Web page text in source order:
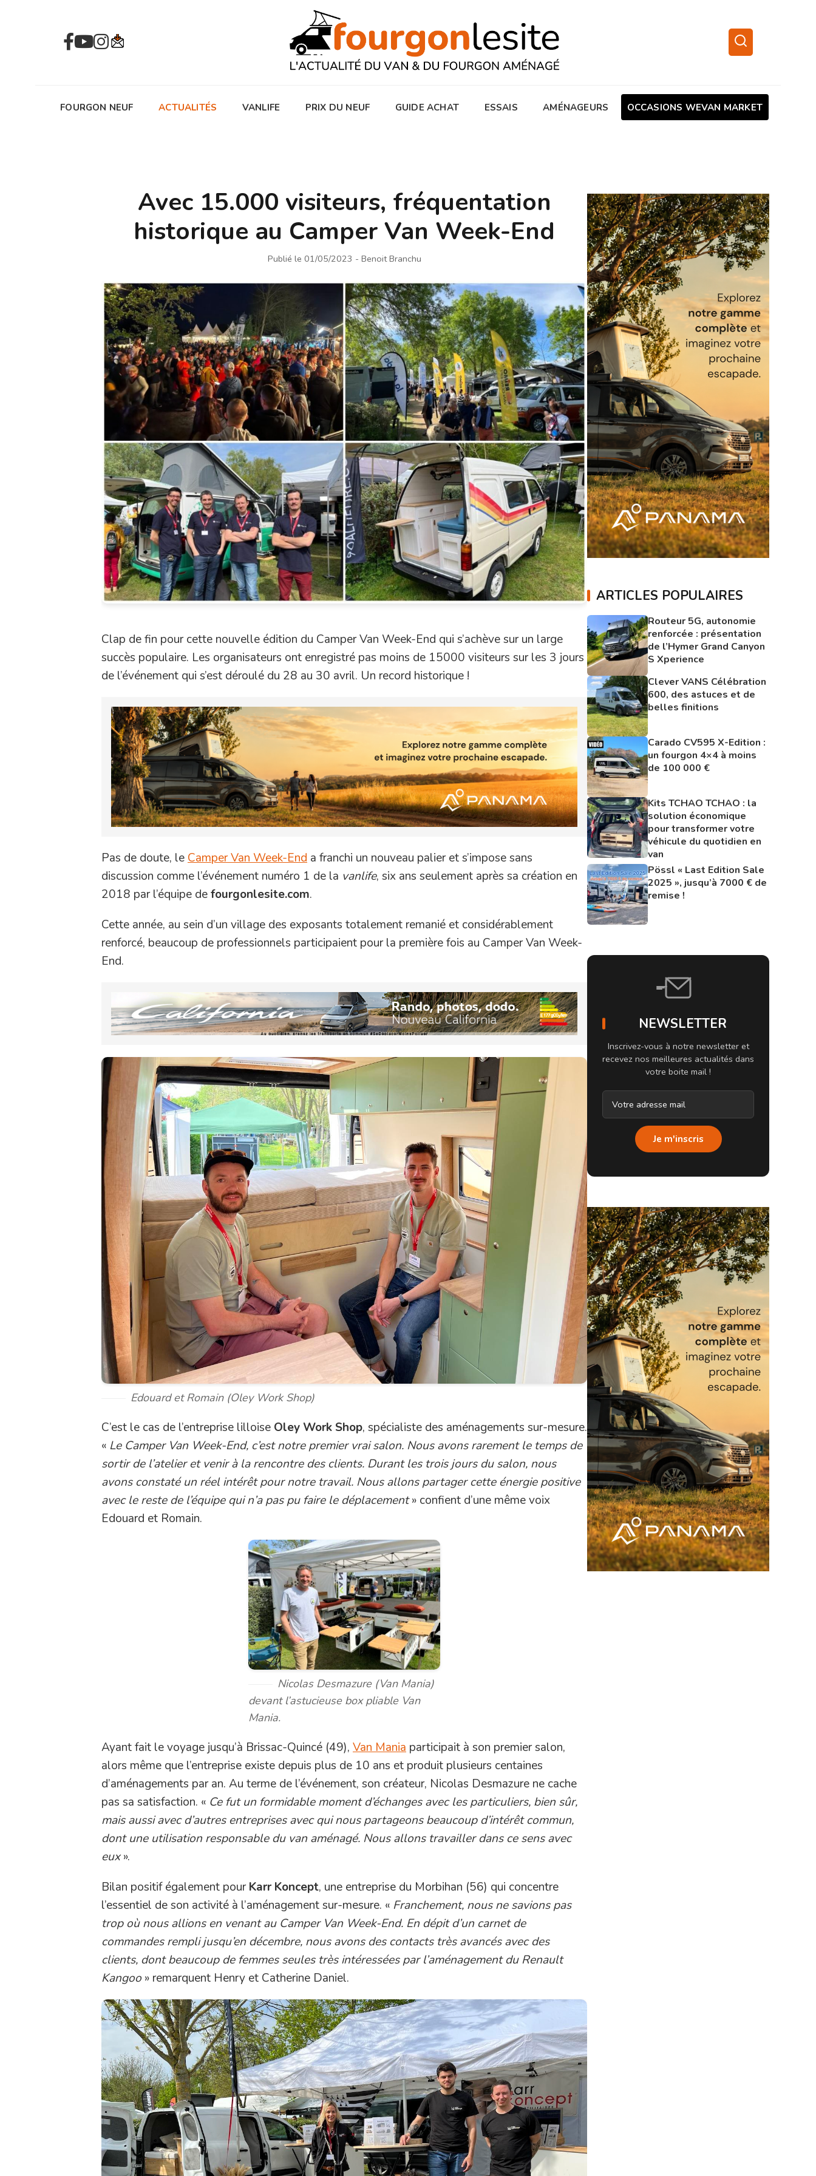
FOURGON NEUF ACTUALITÉS VANLIFE PRIX DU NEUF GUIDE ACHAT ESSAIS AMÉNAGEURS OCCASIONS WEVAN MARKET
Avec 15.000 visiteurs, fréquentation
historique au Camper Van Week-End
Publié le 01/05/2023 - Benoit Branchu
Clap de fin pour cette nouvelle édition du Camper Van Week-End qui s’achève sur un large
succès populaire. Les organisateurs ont enregistré pas moins de 15000 visiteurs sur les 3 jours
de l’événement qui s’est déroulé du 28 au 30 avril. Un record historique !
Pas de doute, le Camper Van Week-End a franchi un nouveau palier et s’impose sans
discussion comme l’événement numéro 1 de la vanlife, six ans seulement après sa création en
2018 par l’équipe defourgonlesite.com.
Cette année, au sein d’un village des exposants totalement remanié et considérablement
renforcé, beaucoup de professionnels participaient pour la première fois au Camper Van Week-
End.
Edouard et Romain (Oley Work Shop)
C’est le cas de l’entreprise lilloise Oley Work Shop, spécialiste des aménagements sur-mesure.
« Le Camper Van Week-End, c’est notre premier vrai salon. Nous avons rarement le temps de
sortir de l’atelier et venir à la rencontre des clients. Durant les trois jours du salon, nous
avons constaté un réel intérêt pour notre travail. Nous allons partager cette énergie positive
avec le reste de l’équipe qui n’a pas pu faire le déplacement» confient d’une même voix
Edouard et Romain.
Nicolas Desmazure (Van Mania)
devant l’astucieuse box pliable Van
Mania.
Ayant fait le voyage jusqu’à Brissac-Quincé (49), Van Mania participait à son premier salon,
alors même que l’entreprise existe depuis plus de 10 ans et produit plusieurs centaines
d’aménagements par an. Au terme de l’événement, son créateur, Nicolas Desmazure ne cache
pas sa satisfaction. « Ce fut un formidable moment d’échanges avec les particuliers, bien sûr,
mais aussi avec d’autres entreprises avec qui nous partageons beaucoup d’intérêt commun,
dont une utilisation responsable du van aménagé. Nous allons travailler dans ce sens avec
eux».
Bilan positif également pourKarr Koncept, une entreprise du Morbihan (56) qui concentre
l’essentiel de son activité à l’aménagement sur-mesure. « Franchement, nous ne savions pas
trop où nous allions en venant au Camper Van Week-End. En dépit d’un carnet de
commandes rempli jusqu’en décembre, nous avons des contacts très avancés avec des
clients, dont beaucoup de femmes seules très intéressées par l’aménagement du Renault
Kangoo » remarquent Henry et Catherine Daniel.
ARTICLES POPULAIRES
Routeur 5G, autonomie
renforcée : présentation
de l’Hymer Grand Canyon
S Xperience
Clever VANS Célébration
600, des astuces et de
belles finitions
Carado CV595 X-Edition :
un fourgon 4×4 à moins
de 100 000 €
Kits TCHAO TCHAO : la
solution économique
pour transformer votre
véhicule du quotidien en
van
Pössl « Last Edition Sale
2025 », jusqu’à 7000 € de
remise !
NEWSLETTER
Inscrivez-vous à notre newsletter et
recevez nos meilleures actualités dans
votre boite mail !
Je m'inscris